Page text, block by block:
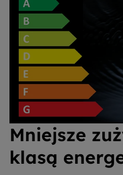
Mniejsze
klasą